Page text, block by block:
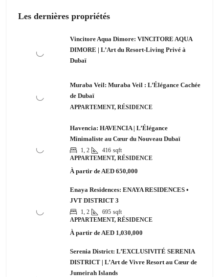
Les dernières propriétés
Vincitore Aqua Dimore: VINCITORE AQUA
DIMORE | L’Art du Resort-Living Privé à
Dubaï
Muraba Veil: Muraba Veil : L’Élégance Cachée
de Dubaï
APPARTEMENT, RÉSIDENCE
Havencia: HAVENCIA | L’Élégance
Minimaliste au Cœur du Nouveau Dubaï
1, 2 416 sqft
APPARTEMENT, RÉSIDENCE
À partir de AED 650,000
Enaya Residences: ENAYA RESIDENCES •
JVT DISTRICT 3
1, 2 695 sqft
APPARTEMENT, RÉSIDENCE
À partir de AED 1,030,000
Serenia District: L’EXCLUSIVITÉ SERENIA
DISTRICT | L’Art de Vivre Resort au Cœur de
Jumeirah Islands